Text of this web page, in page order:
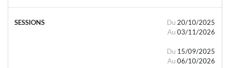
Du 20/10/2025
Au 03/11/2026
Du 15/09/2025
Au 06/10/2026